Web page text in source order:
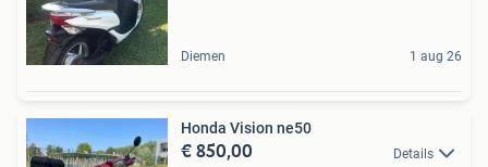
Diemen 1 aug 26
Honda Vision ne50
€ 850,00 Details